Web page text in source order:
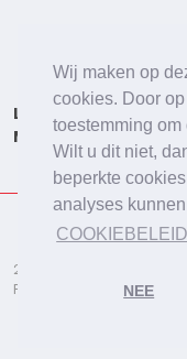
Wij maken op
cookies. Door
toestemming
Wilt u dit niet,
beperkte
analyses
COOKIEBELEID
NEE
Lid worden
Meldpunt
2026 © De Vereniging
Privacybeleid
Cookies